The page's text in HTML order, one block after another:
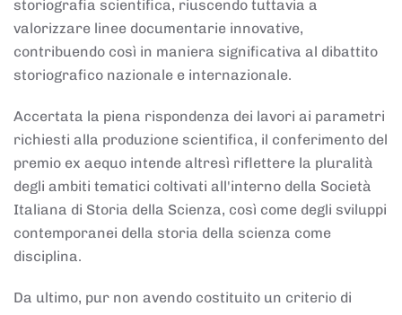
storiografia scientifica, riuscendo tuttavia a
valorizzare linee documentarie innovative,
contribuendo così in maniera significativa al dibattito
storiografico nazionale e internazionale.
Accertata la piena rispondenza dei lavori ai parametri
richiesti alla produzione scientifica, il conferimento del
premio ex aequo intende altresì riflettere la pluralità
degli ambiti tematici coltivati all'interno della Società
Italiana di Storia della Scienza, così come degli sviluppi
contemporanei della storia della scienza come
disciplina.
Da ultimo, pur non avendo costituito un criterio di